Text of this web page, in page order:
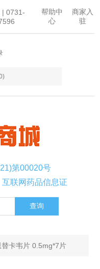
| 0731-
帮助中
心
商家入
驻
第00020号
互联网药品信息证
卡韦片 0.5mg*7片